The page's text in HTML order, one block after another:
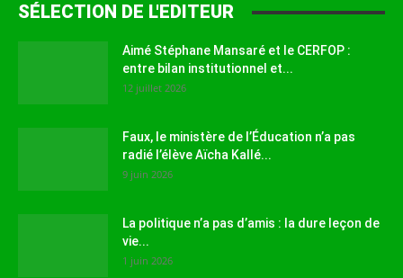
SÉLECTION DE L'EDITEUR
Aimé Stéphane Mansaré et le CERFOP :
entre bilan institutionnel et...
12 juillet 2026
Faux, le ministère de l’Éducation n’a pas
radié l’élève Aïcha Kallé...
9 juin 2026
La politique n’a pas d’amis : la dure leçon de
vie...
1 juin 2026